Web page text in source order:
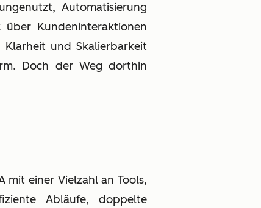
Automatisierung
Kundeninteraktionen
und Skalierbarkeit
Doch der Weg dorthin
mit einer Vielzahl an Tools,
Abläufe, doppelte